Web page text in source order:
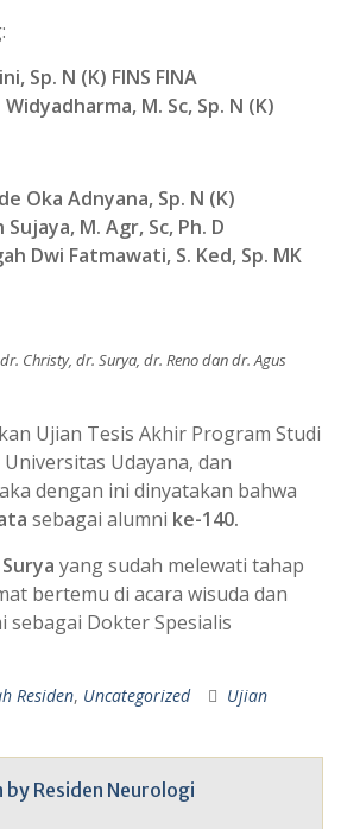
Sp. N (K) FINS FINA
M. Sc, Sp. N (K)
Oka Adnyana, Sp. N (K)
M. Agr, Sc, Ph. D
Dwi Fatmawati, S. Ked, Sp. MK
Christy, dr. Surya, dr. Reno dan dr. Agus
Ujian Tesis Akhir Program Studi
Udayana, dan
dengan ini dinyatakan bahwa
sebagai alumni ke-140.
yang sudah melewati tahap
bertemu di acara wisuda dan
sebagai Dokter Spesialis
Residen, Uncategorized
Ujian
by Residen Neurologi